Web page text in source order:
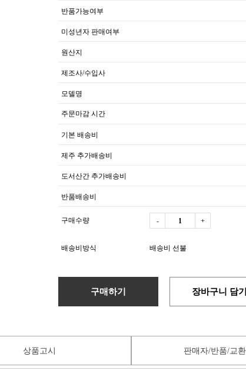
반품가능여부
미성년자 판매여부
원산지
제조사/수입사
모델명
주문마감 시간
기본 배송비
제주 추가배송비
도서산간 추가배송비
반품배송비
구매수량 - +
배송비방식 배송비 선불
구매하기 장바구니 담기
상품고시 판매자/반품/교